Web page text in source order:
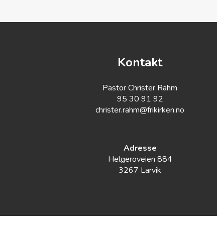
Kontakt
Pastor Christer Rahm
95 30 91 92
christer.rahm@frikirken.no
Adresse
Helgeroveien 884
3267 Larvik